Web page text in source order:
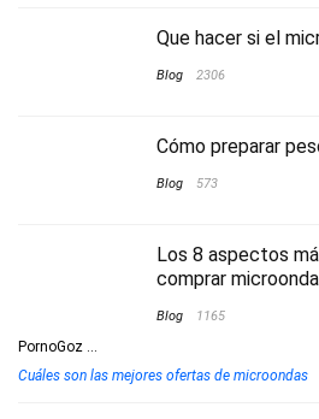
Que hacer si el
Blog 2306
Cómo preparar
Blog 573
Los 8 aspectos
comprar
Blog 1165
PornoGoz ...
Cuáles son las mejores ofertas de microondas